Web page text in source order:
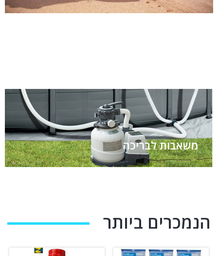
משאבות לבריכה
הנמכרים ביותר